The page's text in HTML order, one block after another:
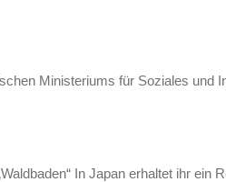
Ministeriums für Soziales und
In Japan erhaltet ihr